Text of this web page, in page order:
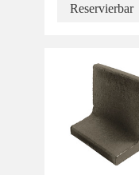
Reservierbar